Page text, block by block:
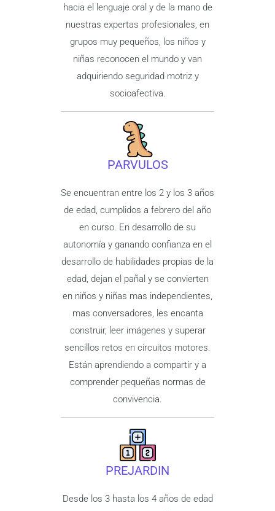
hacia el lenguaje oral y de la mano de
nuestras expertas profesionales, en
grupos muy pequeños, los niños y
niñas reconocen el mundo y van
adquiriendo seguridad motriz y
socioafectiva.
PARVULOS
Se encuentran entre los 2 y los 3 años
de edad, cumplidos a febrero del año
en curso. En desarrollo de su
autonomía y ganando confianza en el
desarrollo de habilidades propias de la
edad, dejan el pañal y se convierten
en niños y niñas mas independientes,
mas conversadores, les encanta
construir, leer imágenes y superar
sencillos retos en circuitos motores.
Están aprendiendo a compartir y a
comprender pequeñas normas de
convivencia.
PREJARDIN
Desde los 3 hasta los 4 años de edad